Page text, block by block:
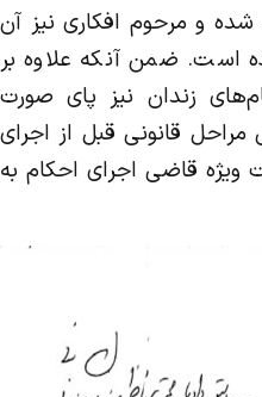
و مرحوم افکاری نیز آن
است. ضمن آنکه علاوه بر
زندان نیز پای صورت
قانونی قبل از اجرای
قاضی اجرای احکام به